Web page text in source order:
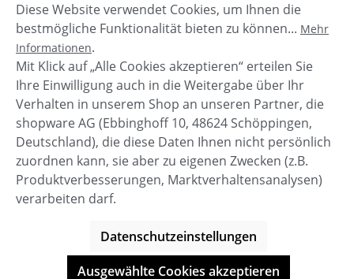
Beschreibung
Jade ist ein Winterparka von Airforce mit Kaputze
und abnehmbarem Kragen aus Echtfell. Es ist ein
Winterparka mit einer watt…Mehr
Service-Hotline
Informationen
Diese Website verwendet Cookies, um Ihnen die
bestmögliche Funktionalität bieten zu können... Mehr
Informationen.
Mit Klick auf „Alle Cookies akzeptieren“ erteilen Sie
Ihre Einwilligung auch in die Weitergabe über Ihr
Verhalten in unserem Shop an unseren Partner, die
shopware AG (Ebbinghoff 10, 48624 Schöppingen,
Deutschland), die diese Daten Ihnen nicht persönlich
zuordnen kann, sie aber zu eigenen Zwecken (z.B.
Produktverbesserungen, Marktverhaltensanalysen)
verarbeiten darf.
Datenschutzeinstellungen
Ausgewählte Cookies akzeptieren